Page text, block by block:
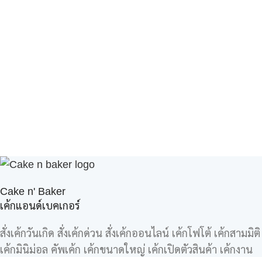
Cake n' Baker
เค้กแอนด์เบคเกอร์
สั่งเค้กวันเกิด สั่งเค้กด่วน สั่งเค้กออนไลน์ เค้กโฟโต้ เค้กสามมิติ
เค้กมินิม่อล คัพเค้ก เค้กขนาดใหญ่ เค้กเปิดตัวสินค้า เค้กงาน